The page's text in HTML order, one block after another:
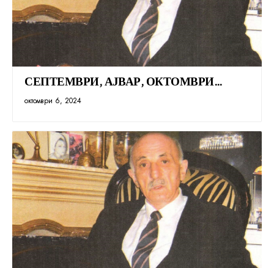
СЕПТЕМВРИ, АЈВАР, ОКТОМВРИ…
октомври 6, 2024